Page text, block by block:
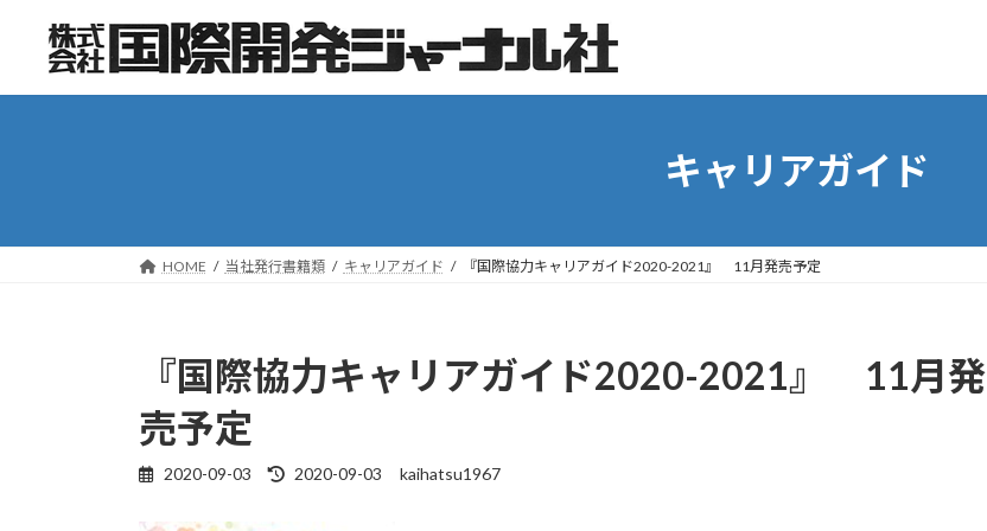
ン
ッ
ー
移
キャリアガイド
HOME 当社発行書籍類 キャリアガイド 『国際協力キャリアガイド2020-2021』 11月発売予定
『国際協力キャリアガイド2020-2021』 11月発
売予定
2020-09-03
最
2020-09-03 kaihatsu1967